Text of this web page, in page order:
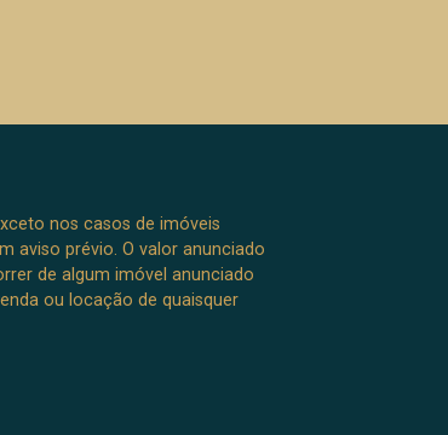
nos casos de imóveis
aviso prévio. O valor anunciado
de algum imóvel anunciado
ou locação de quaisquer